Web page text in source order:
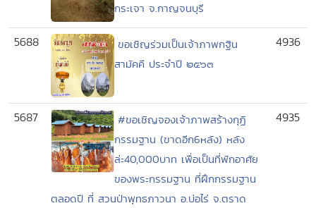
กระเจา จ.กาญจนบุรี
5688
ขอเชิญร่วมเป็นเจ้าภาพกฐิน
สามัคคี ประจำปี ๒๕๖๓
4936
5687
#ขอเชิญจองเจ้าภาพสร้างกุฏิ
กรรมฐาน (ขาดอีก6หลัง) หลัง
ล่ะ40,000บาท เพื่อเป็นที่พักอาศัย
ของพระกรรมฐาน ที่ฝึกกรรมฐาน
ตลอดปี ที่ สวนป่าพุทธภาวนา อ.บ่อไร่ จ.ตราด
4935